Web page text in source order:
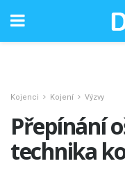
Kojenci Kojení Výzvy
Přepínání
technika